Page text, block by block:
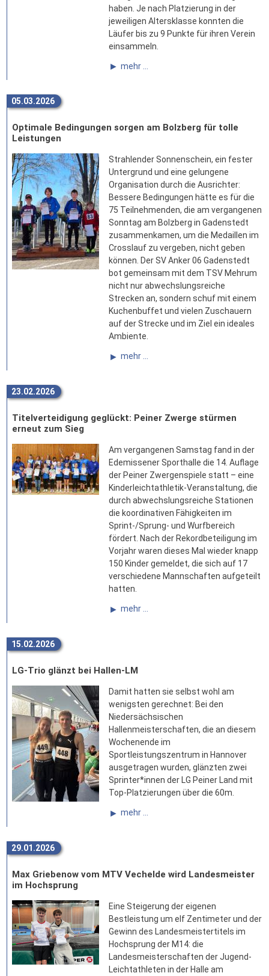
haben. Je nach Platzierung in der
jeweiligen Altersklasse konnten die
Läufer bis zu 9 Punkte für ihren Verein
einsammeln.
mehr ...
05.03.2026
Optimale Bedingungen sorgen am Bolzberg für tolle
Leistungen
Strahlender Sonnenschein, ein fester
Untergrund und eine gelungene
Organisation durch die Ausrichter:
Bessere Bedingungen hätte es für die
75 Teilnehmenden, die am vergangenen
Sonntag am Bolzberg in Gadenstedt
zusammenkamen, um die Medaillen im
Crosslauf zu vergeben, nicht geben
können. Der SV Anker 06 Gadenstedt
bot gemeinsam mit dem TSV Mehrum
nicht nur abwechslungsreiche
Strecken an, sondern schuf mit einem
Kuchenbuffet und vielen Zuschauern
auf der Strecke und im Ziel ein ideales
Ambiente.
mehr ...
23.02.2026
Titelverteidigung geglückt: Peiner Zwerge stürmen
erneut zum Sieg
Am vergangenen Samstag fand in der
Edemissener Sporthalle die 14. Auflage
der Peiner Zwergenspiele statt – eine
Kinderleichtathletik-Veranstaltung, die
durch abwechslungsreiche Stationen
die koordinativen Fähigkeiten im
Sprint-/Sprung- und Wurfbereich
fördert. Nach der Rekordbeteiligung im
Vorjahr waren dieses Mal wieder knapp
150 Kinder gemeldet, die sich auf 17
verschiedene Mannschaften aufgeteilt
hatten.
mehr ...
15.02.2026
LG-Trio glänzt bei Hallen-LM
Damit hatten sie selbst wohl am
wenigsten gerechnet: Bei den
Niedersächsischen
Hallenmeisterschaften, die an diesem
Wochenende im
Sportleistungszentrum in Hannover
ausgetragen wurden, glänzten zwei
Sprinter*innen der LG Peiner Land mit
Top-Platzierungen über die 60m.
mehr ...
29.01.2026
Max Griebenow vom MTV Vechelde wird Landesmeister
im Hochsprung
Eine Steigerung der eigenen
Bestleistung um elf Zentimeter und der
Gewinn des Landesmeistertitels im
Hochsprung der M14: die
Landesmeisterschaften der Jugend-
Leichtathleten in der Halle am